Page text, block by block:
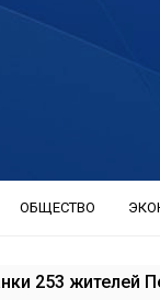
ОБЩЕСТВО
253 жителей